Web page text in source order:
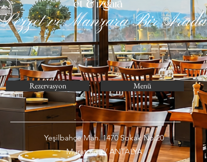
Lezzet ve Manzara Bir Arada
Rezervasyon Menü
Yeşilbahçe Mah. 1470 Sokak No:20
Muratpaşa / ANTALYA